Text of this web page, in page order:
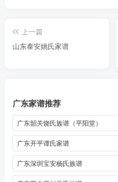
上一篇
山东泰安姚氏家谱
广东家谱推荐
广东韶关饶氏族谱（平阳堂）
广东开平谭氏家谱
广东深圳宝安杨氏族谱